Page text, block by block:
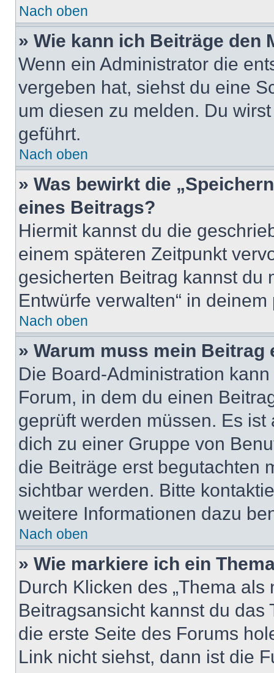
Nach oben
» Wie kann ich Beiträge den
Wenn ein Administrator die
vergeben hat, siehst du eine
um diesen zu melden. Du
geführt.
Nach oben
» Was bewirkt die
eines Beitrags?
Hiermit kannst du die
einem späteren Zeitpunkt
gesicherten Beitrag kannst du
Entwürfe verwalten“ in
Nach oben
» Warum muss mein
Die Board-Administration
Forum, in dem du einen
geprüft werden müssen. Es
dich zu einer Gruppe von
die Beiträge erst begutachten
sichtbar werden. Bitte
weitere Informationen dazu
Nach oben
» Wie markiere ich ein
Durch Klicken des „Thema
Beitragsansicht kannst du
die erste Seite des Forums
Link nicht siehst, dann ist die